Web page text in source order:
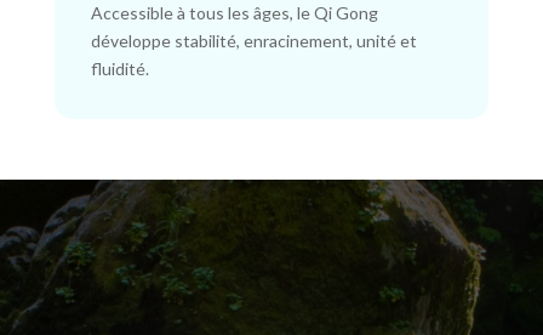
Accessible à tous les âges, le Qi Gong
développe stabilité, enracinement, unité et
fluidité.